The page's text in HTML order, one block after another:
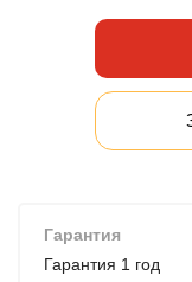
Гарантия
Гарантия 1 год